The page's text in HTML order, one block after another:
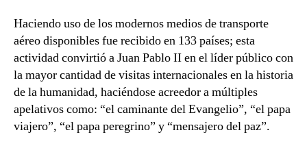
Haciendo uso de los modernos medios de transporte
aéreo disponibles fue recibido en 133 países; esta
actividad convirtió a Juan Pablo II en el líder público con
la mayor cantidad de visitas internacionales en la historia
de la humanidad, haciéndose acreedor a múltiples
apelativos como: “el caminante del Evangelio”, “el papa
viajero”, “el papa peregrino” y “mensajero del paz”.